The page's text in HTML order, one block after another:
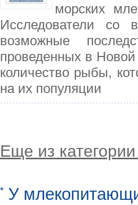
морских
Исследователи со
возможные
проведенных в
количество рыбы,
на их популяции
Еще из категории
У